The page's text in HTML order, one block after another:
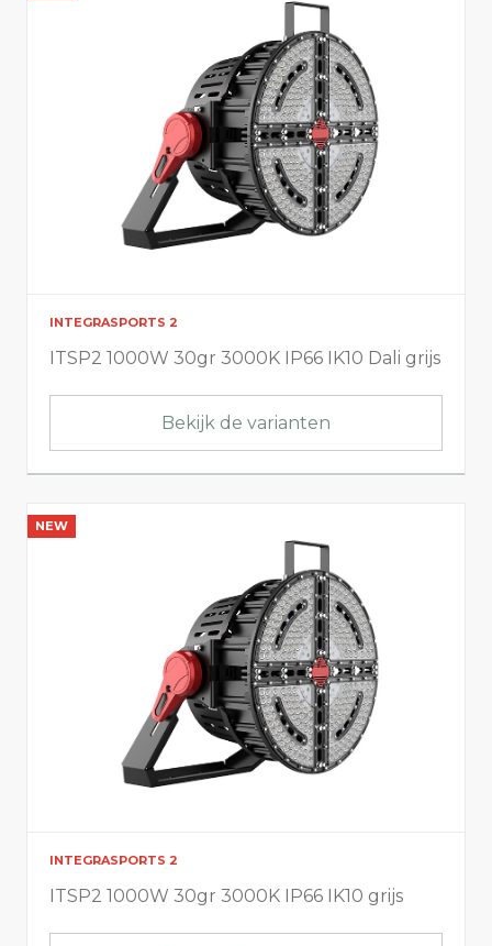
INTEGRASPORTS 2
ITSP2 1000W 30gr 3000K IP66 IK10 Dali grijs
Bekijk de varianten
NEW
INTEGRASPORTS 2
ITSP2 1000W 30gr 3000K IP66 IK10 grijs